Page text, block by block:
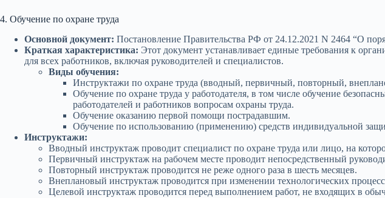
4. Обучение по охране труда
Основной документ: Постановление Правительства РФ от 24.12.2021 N 2464 “О
Краткая характеристика: Этот документ устанавливает единые требования к
для всех работников, включая руководителей и специалистов.
Виды обучения:
Инструктажи по охране труда (вводный, первичный, повторный,
Обучение по охране труда у работодателя, в том числе обучение
работодателей и работников вопросам охраны труда.
Обучение оказанию первой помощи пострадавшим.
Обучение по использованию (применению) средств индивидуальной
Инструктажи:
Вводный инструктаж проводит специалист по охране труда или лицо, на
Первичный инструктаж на рабочем месте проводит непосредственный
Повторный инструктаж проводится не реже одного раза в шесть месяцев.
Внеплановый инструктаж проводится при изменении технологических
Целевой инструктаж проводится перед выполнением работ, не входящих в